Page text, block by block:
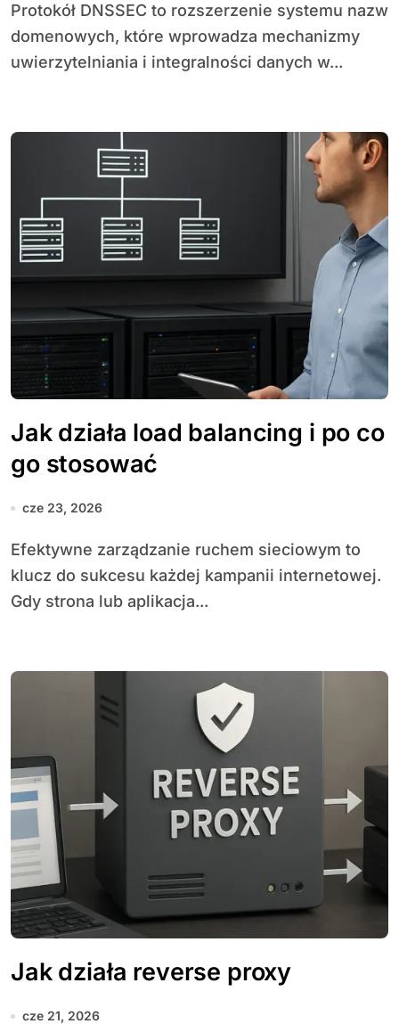
Protokół DNSSEC to rozszerzenie systemu nazw
domenowych, które wprowadza mechanizmy
uwierzytelniania i integralności danych w...
Jak działa load balancing i po co
go stosować
cze 23, 2026
Efektywne zarządzanie ruchem sieciowym to
klucz do sukcesu każdej kampanii internetowej.
Gdy strona lub aplikacja...
Jak działa reverse proxy
cze 21, 2026